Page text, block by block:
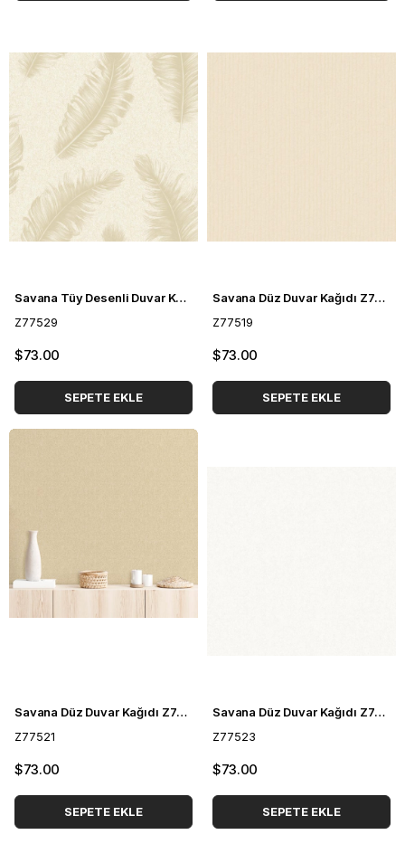
Savana Tüy Desenli Duvar Kağıdı Z77529
Z77529
$73.00
SEPETE EKLE
Savana Düz Duvar Kağıdı Z77519
Z77519
$73.00
SEPETE EKLE
Savana Düz Duvar Kağıdı Z77521
Z77521
$73.00
SEPETE EKLE
Savana Düz Duvar Kağıdı Z77523
Z77523
$73.00
SEPETE EKLE